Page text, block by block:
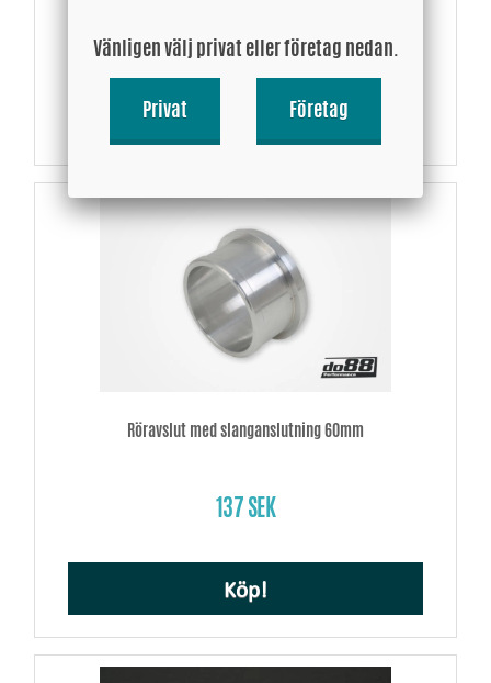
55 SEK
Röravslut med slanganslutning 60mm
137 SEK
Köp!
Vänligen välj privat eller företag nedan.
Privat Företag